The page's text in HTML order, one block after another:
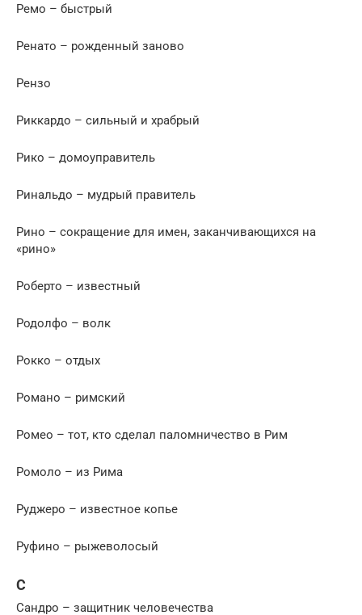
Ремо – быстрый
Ренато – рожденный заново
Рензо
Риккардо – сильный и храбрый
Рико – домоуправитель
Ринальдо – мудрый правитель
Рино – сокращение для имен, заканчивающихся на
«рино»
Роберто – известный
Родолфо – волк
Рокко – отдых
Романо – римский
Ромео – тот, кто сделал паломничество в Рим
Ромоло – из Рима
Руджеро – известное копье
Руфино – рыжеволосый
С
Сандро – защитник человечества